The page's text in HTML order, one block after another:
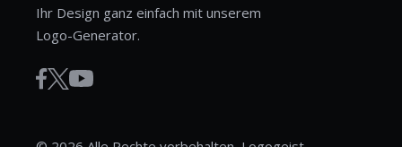
Ihr Design ganz einfach mit unserem
Logo-Generator.